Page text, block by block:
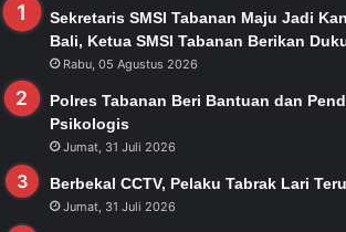
Sekretaris SMSI Tabanan Maju Jadi
Bali, Ketua SMSI Tabanan Berikan
Rabu, 05 Agustus 2026
Polres Tabanan Beri Bantuan dan
Psikologis
Jumat, 31 Juli 2026
Berbekal CCTV, Pelaku Tabrak Lari
Jumat, 31 Juli 2026